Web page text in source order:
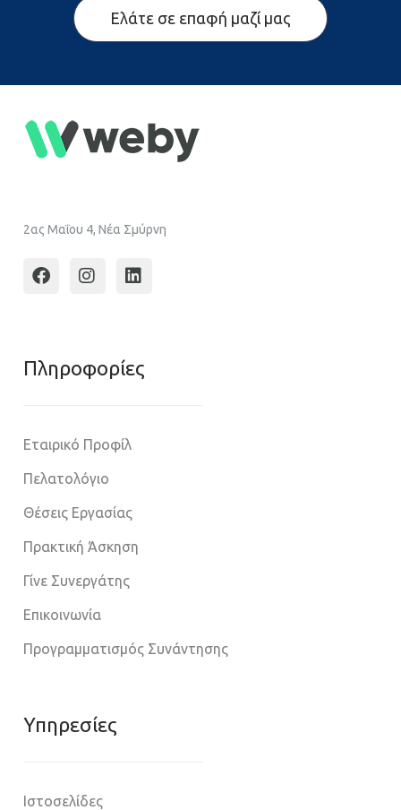
Ελάτε σε επαφή μαζί μας
2ας Μαΐου 4, Νέα Σμύρνη
Πληροφoρίες
Εταιρικό Προφίλ
Πελατολόγιο
Θέσεις Εργασίας
Πρακτική Άσκηση
Γίνε Συνεργάτης
Επικοινωνία
Προγραμματισμός Συνάντησης
Υπηρεσίες
Ιστοσελίδες